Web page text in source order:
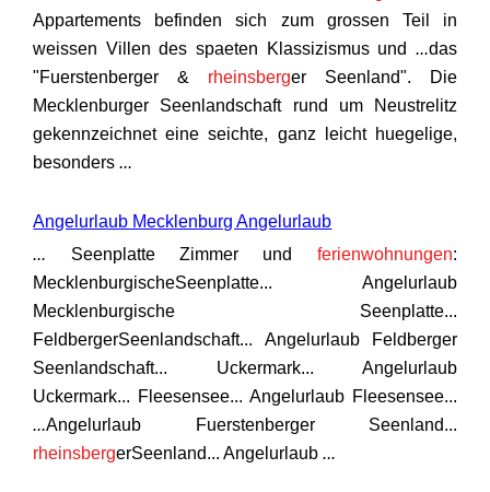
Appartements befinden sich zum grossen Teil in
weissen Villen des spaeten Klassizismus und ...das
"Fuerstenberger & rheinsberger Seenland". Die
Mecklenburger Seenlandschaft rund um Neustrelitz
gekennzeichnet eine seichte, ganz leicht huegelige,
besonders...
Angelurlaub Mecklenburg Angelurlaub
... Seenplatte Zimmer und ferienwohnungen:
MecklenburgischeSeenplatte... Angelurlaub
Mecklenburgische Seenplatte...
FeldbergerSeenlandschaft... Angelurlaub Feldberger
Seenlandschaft... Uckermark... Angelurlaub
Uckermark... Fleesensee... Angelurlaub Fleesensee...
...Angelurlaub Fuerstenberger Seenland...
rheinsbergerSeenland... Angelurlaub...